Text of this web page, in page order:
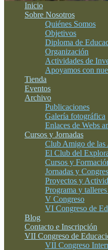
Inicio
Sobre Nosotros
Quiénes Somos
Objetivos
Diploma de
Organización
Actividades de
Apoyamos con
Tienda
Eventos
Archivo
Publicaciones
Galería fotográfica
Enlaces de Webs
Cursos y Jornadas
Club Amigo de las
El Club del
Cursos y
Jornadas y
Proyectos y
Programa y
V Congreso
VI Congreso de
Blog
Contacto e Inscripción
VII Congreso de
VII Congreso